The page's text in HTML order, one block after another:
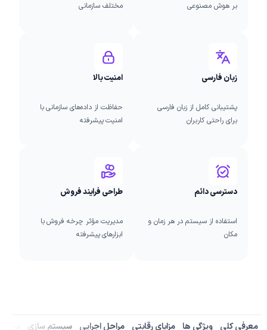
بر هوش مصنوعی
مختلف سازمانی
زبان فارسی
پشتیبانی کامل از زبان فارسی
برای راحتی کاربران
امنیت بالا
حفاظت از داده‌های سازمانی با
امنیت پیشرفته
دسترسی دائم
استفاده از سیستم در هر زمان و
مکان
طراحی فرایند فروش
مدیریت مؤثر چرخه فروش با
ابزارهای پیشرفته
معرفی کلی ویژگی ها مزایای رقابتی مراحل اجرایی سیستم سازی